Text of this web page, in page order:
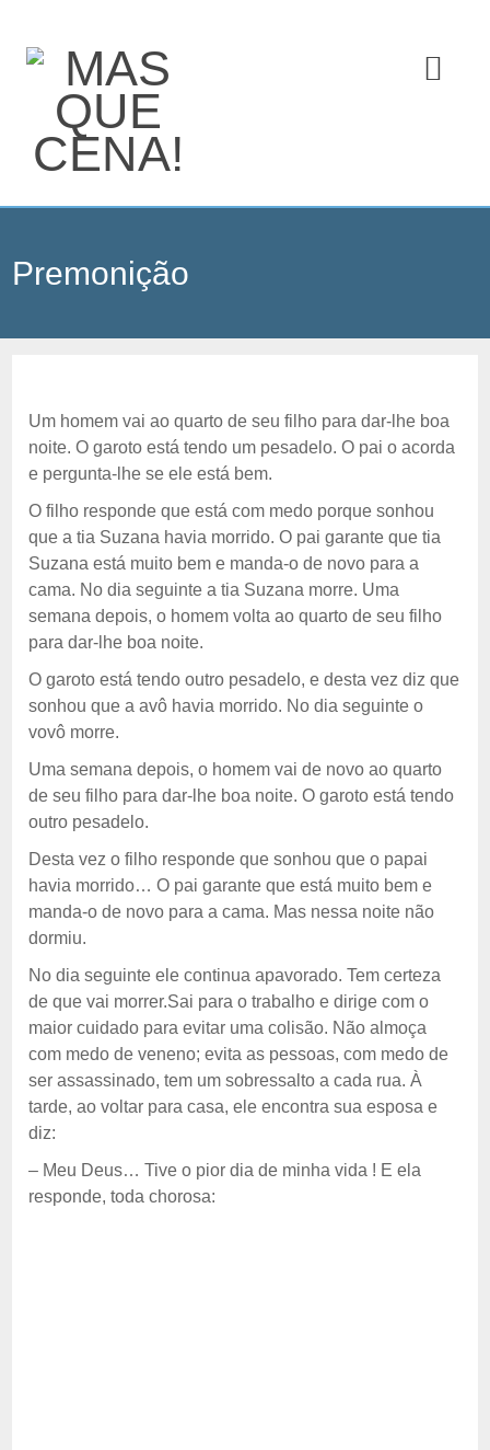
Premonição
Um homem vai ao quarto de seu filho para dar-lhe boa
noite. O garoto está tendo um pesadelo. O pai o acorda
e pergunta-lhe se ele está bem.
O filho responde que está com medo porque sonhou
que a tia Suzana havia morrido. O pai garante que tia
Suzana está muito bem e manda-o de novo para a
cama. No dia seguinte a tia Suzana morre. Uma
semana depois, o homem volta ao quarto de seu filho
para dar-lhe boa noite.
O garoto está tendo outro pesadelo, e desta vez diz que
sonhou que a avô havia morrido. No dia seguinte o
vovô morre.
Uma semana depois, o homem vai de novo ao quarto
de seu filho para dar-lhe boa noite. O garoto está tendo
outro pesadelo.
Desta vez o filho responde que sonhou que o papai
havia morrido… O pai garante que está muito bem e
manda-o de novo para a cama. Mas nessa noite não
dormiu.
No dia seguinte ele continua apavorado. Tem certeza
de que vai morrer.Sai para o trabalho e dirige com o
maior cuidado para evitar uma colisão. Não almoça
com medo de veneno; evita as pessoas, com medo de
ser assassinado, tem um sobressalto a cada rua. À
tarde, ao voltar para casa, ele encontra sua esposa e
diz:
– Meu Deus… Tive o pior dia de minha vida ! E ela
responde, toda chorosa: